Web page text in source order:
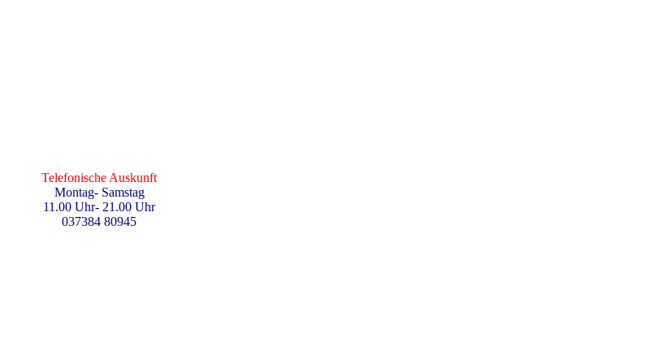
Telefonische Auskunft
Montag- Samstag
11.00 Uhr- 21.00 Uhr
037384 80945